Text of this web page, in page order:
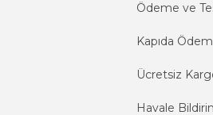
Ödeme ve
Kapıda
Ücretsiz
Havale